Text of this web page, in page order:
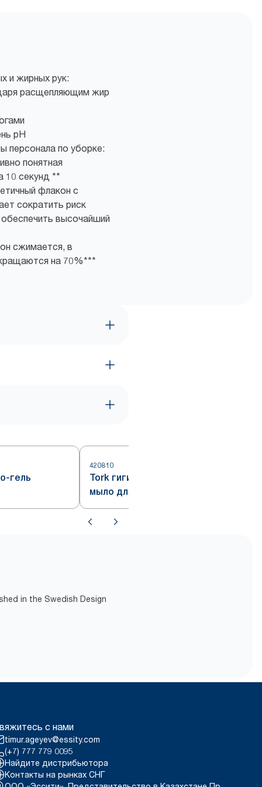
и жирных рук:
расщепляющим жир
pH
персонала по уборке:
понятная
10 секунд **
флакон с
сократить риск
высочайший
сжимается, в
на 70%***
гель
420810
Tork гигиеническое жидкое
мыло для рук,
жирорастворяющее, система
S1/S11, артикул 420810
in the Swedish Design
с нами
timur.ageyev@essity.com
(+7) 777 779 0095
Найдите дистрибьютора
Контакты на рынках СНГ